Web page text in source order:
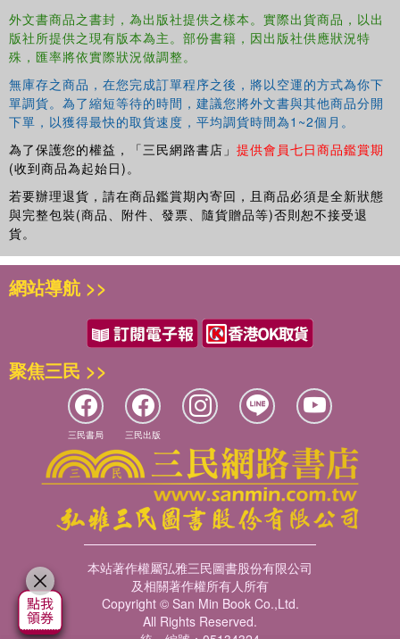
外文書商品之書封，為出版社提供之樣本。實際出貨商品，以出
版社所提供之現有版本為主。部份書籍，因出版社供應狀況特
殊，匯率將依實際狀況做調整。
無庫存之商品，在您完成訂單程序之後，將以空運的方式為你下
單調貨。為了縮短等待的時間，建議您將外文書與其他商品分開
下單，以獲得最快的取貨速度，平均調貨時間為1~2個月。
為了保護您的權益，「三民網路書店」 提供會員七日商品鑑賞期
(收到商品為起始日)。
若要辦理退貨，請在商品鑑賞期內寄回，且商品必須是全新狀態
與完整包裝(商品、附件、發票、隨貨贈品等)否則恕不接受退
貨。
網站導航 >>
聚焦三民 >>
三民書局 三民出版
本站著作權屬弘雅三民圖書股份有限公司
及相關著作權所有人所有
Copyright © San Min Book Co.,Ltd.
All Rights Reserved.